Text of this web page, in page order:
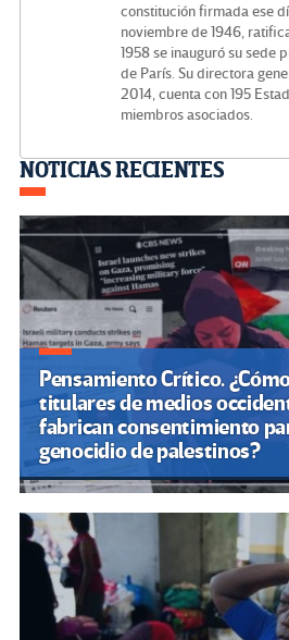
constitución firmada ese
noviembre de 1946,
1958 se inauguró su sede
de París. Su directora
2014, cuenta con 195
miembros asociados.
Navegación
de
entradas
NOTICIAS RECIENTES
Pensamiento Crítico.
titulares de medios
fabrican consentimiento
genocidio de palestinos?